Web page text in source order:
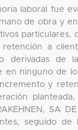
laboral fue
de obra y
particulares,
a
derivadas de
en ninguno de
y
SA
seguido